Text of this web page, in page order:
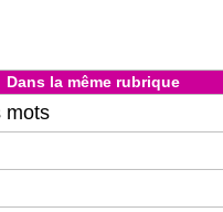
Dans la même rubrique
mots